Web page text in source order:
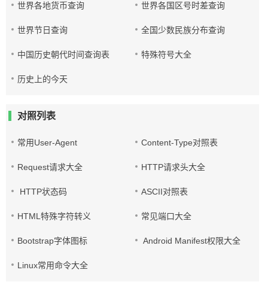
世界各地货币查询 世界各国区号时差查询
世界节日查询 全国少数民族分布查询
中国历史朝代时间查询表 特殊符号大全
历史上的今天
对照列表
常用User-Agent Content-Type对照表
Request请求大全 HTTP请求头大全
HTTP状态码 ASCII对照表
HTML特殊字符转义 常见端口大全
Bootstrap字体图标 Android Manifest权限大全
Linux常用命令大全